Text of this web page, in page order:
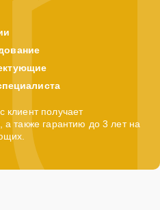
получает
а также гарантию до 3 лет на